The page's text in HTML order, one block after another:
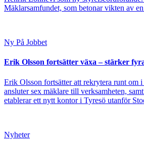
Mäklarsamfundet, som betonar vikten av
Ny På Jobbet
Erik Olsson fortsätter växa – stärker
Erik Olsson fortsätter att rekrytera runt om
ansluter sex mäklare till verksamheten,
etablerar ett nytt kontor i Tyresö utanför
Nyheter